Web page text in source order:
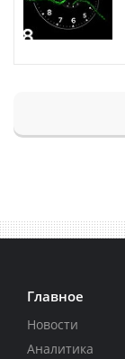
Главное
Новости
Аналитика